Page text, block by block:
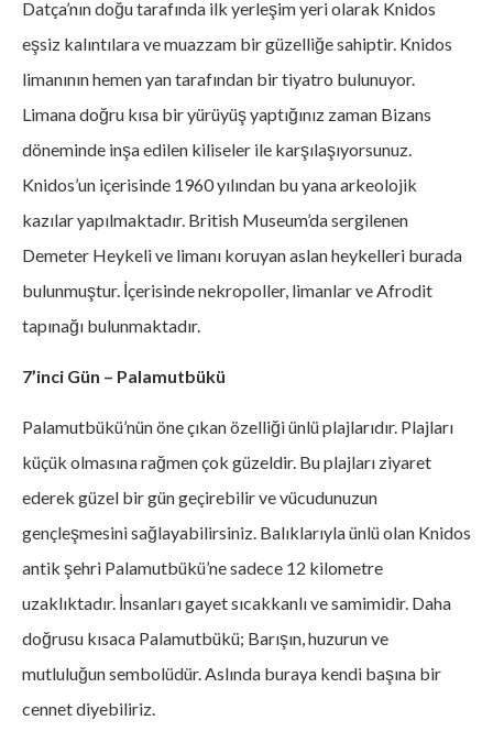
Datça’nın doğu tarafında ilk yerleşim yeri olarak Knidos
eşsiz kalıntılara ve muazzam bir güzelliğe sahiptir. Knidos
limanının hemen yan tarafından bir tiyatro bulunuyor.
Limana doğru kısa bir yürüyüş yaptığınız zaman Bizans
döneminde inşa edilen kiliseler ile karşılaşıyorsunuz.
Knidos’un içerisinde 1960 yılından bu yana arkeolojik
kazılar yapılmaktadır. British Museum’da sergilenen
Demeter Heykeli ve limanı koruyan aslan heykelleri burada
bulunmuştur. İçerisinde nekropoller, limanlar ve Afrodit
tapınağı bulunmaktadır.
7’inci Gün – Palamutbükü
Palamutbükü’nün öne çıkan özelliği ünlü plajlarıdır. Plajları
küçük olmasına rağmen çok güzeldir. Bu plajları ziyaret
ederek güzel bir gün geçirebilir ve vücudunuzun
gençleşmesini sağlayabilirsiniz. Balıklarıyla ünlü olan Knidos
antik şehri Palamutbükü’ne sadece 12 kilometre
uzaklıktadır. İnsanları gayet sıcakkanlı ve samimidir. Daha
doğrusu kısaca Palamutbükü; Barışın, huzurun ve
mutluluğun sembolüdür. Aslında buraya kendi başına bir
cennet diyebiliriz.